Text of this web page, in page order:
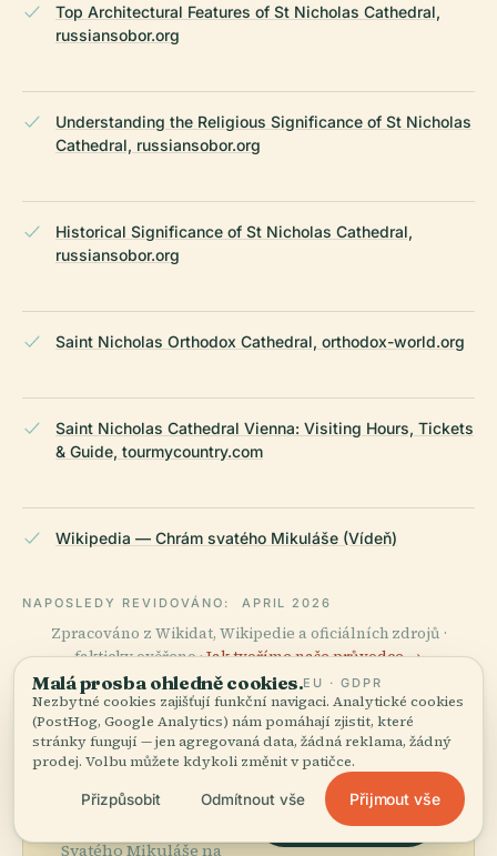
Top Architectural Features of St Nicholas Cathedral,
russiansobor.org
Understanding the Religious Significance of St Nicholas
Cathedral, russiansobor.org
Historical Significance of St Nicholas Cathedral,
russiansobor.org
Saint Nicholas Orthodox Cathedral, orthodox-world.org
Saint Nicholas Cathedral Vienna: Visiting Hours, Tickets
& Guide, tourmycountry.com
Wikipedia — Chrám svatého Mikuláše (Vídeň)
NAPOSLEDY REVIDOVÁNO: APRIL 2026
Zpracováno z Wikidat, Wikipedie a oficiálních zdrojů ·
fakticky ověřeno ·Jak tvoříme naše průvodce →
Prozkoumejte
okolí
Svatého Mikuláše na
Zobrazit mapu
Malá prosba ohledně cookies.EU · GDPR
Nezbytné cookies zajišťují funkční navigaci. Analytické cookies
(PostHog, Google Analytics) nám pomáhají zjistit, které
stránky fungují — jen agregovaná data, žádná reklama, žádný
prodej. Volbu můžete kdykoli změnit v patičce.
Přizpůsobit Odmítnout vše Přijmout vše